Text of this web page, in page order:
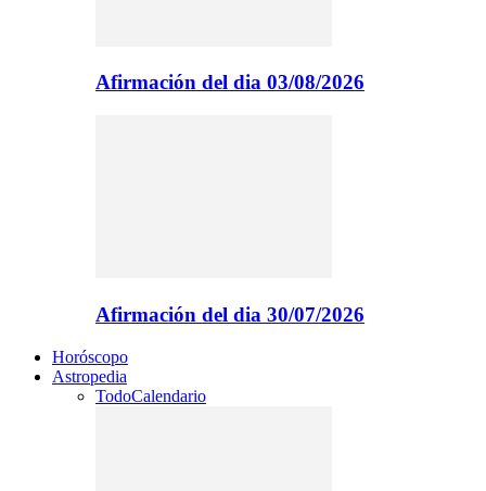
Afirmación del dia 03/08/2026
Afirmación del dia 30/07/2026
Horóscopo
Astropedia
TodoCalendario